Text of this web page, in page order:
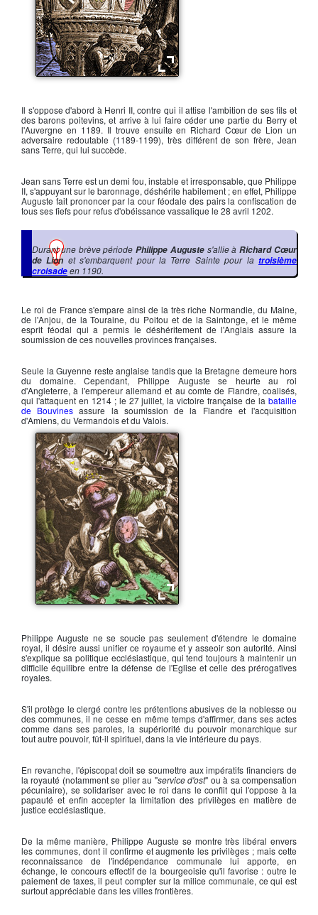
Il s'oppose d'abord à Henri II, contre qui il attise l'ambition de ses fils et
des barons poitevins, et arrive à lui faire céder une partie du Berry et
l'Auvergne en 1189. Il trouve ensuite en Richard Cœur de Lionun
adversaire redoutable (1189-1199), très différent de son frère, Jean
sans Terre, qui lui succède.
Jean sans Terre est un demi fou, instable et irresponsable, que Philippe
II, s'appuyant sur le baronnage, déshérite habilement ; en effet, Philippe
Auguste fait prononcer par la cour féodale des pairs la confiscation de
tous ses fiefs pour refus d'obéissance vassalique le 28 avril 1202.
Durant une brève période Philippe Augustes'allie àRichard Cœur
de Lion et s'embarquent pour la Terre Sainte pour latroisième
croisadeen 1190.
Le roi de France s'empare ainsi de la très riche Normandie, du Maine,
de l'Anjou, de la Touraine, du Poitou et de la Saintonge, et le même
esprit féodal qui a permis le déshéritement de l'Anglais assure la
soumission de ces nouvelles provinces françaises.
Seule la Guyenne reste anglaise tandis que la Bretagne demeure hors
du domaine. Cependant, Philippe Auguste se heurte au roi
d'Angleterre, à l'empereur allemand et au comte de Flandre, coalisés,
qui l'attaquent en 1214 ; le 27 juillet, la victoire française de la bataille
de Bouvines assure la soumission de la Flandre et l'acquisition
d'Amiens, du Vermandois et du Valois.
Philippe Auguste ne se soucie pas seulement d'étendre le domaine
royal, il désire aussi unifier ce royaume et y asseoir son autorité. Ainsi
s'explique sa politique ecclésiastique, qui tend toujours à maintenir un
difficile équilibre entre la défense de l'Eglise et celle des prérogatives
royales.
S'il protège le clergé contre les prétentions abusives de la noblesse ou
des communes, il ne cesse en même temps d'affirmer, dans ses actes
comme dans ses paroles, la supériorité du pouvoir monarchique sur
tout autre pouvoir, fût-il spirituel, dans la vie intérieure du pays.
En revanche, l'épiscopat doit se soumettre aux impératifs financiers de
la royauté (notamment se plier au "service d'ost" ou à sa compensation
pécuniaire), se solidariser avec le roi dans le conflit qui l'oppose à la
papauté et enfin accepter la limitation des privilèges en matière de
justice ecclésiastique.
De la même manière, Philippe Auguste se montre très libéral envers
les communes, dont il confirme et augmente les privilèges ; mais cette
reconnaissance de l'indépendance communale lui apporte, en
échange, le concours effectif de la bourgeoisie qu'il favorise : outre le
paiement de taxes, il peut compter sur la milice communale, ce qui est
surtout appréciable dans les villes frontières.